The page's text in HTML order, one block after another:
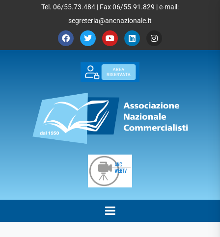
Tel. 06/55.73.484 | Fax 06/55.91.829 | e-mail:
segreteria@ancnazionale.it